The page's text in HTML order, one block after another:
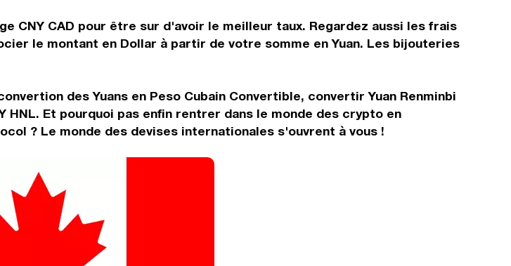
CNY CAD pour être sur d'avoir le meilleur taux. Regardez aussi les frais
le montant en Dollar à partir de votre somme en Yuan. Les bijouteries
des Yuans en Peso Cubain Convertible, convertir Yuan Renminbi
HNL. Et pourquoi pas enfin rentrer dans le monde des crypto en
? Le monde des devises internationales s'ouvrent à vous !